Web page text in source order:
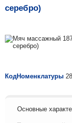
серебро)
КодНоменклатуры
Основные